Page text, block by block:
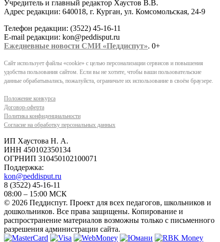
Учредитель и главный редактор Хаустов В.В.
Адрес редакции: 640018, г. Курган, ул. Комсомольская, 24-9
Телефон редакции: (3522) 45-16-11
E-mail редакции: kon@peddisput.ru
Ежедневные новости СМИ «Педдиспут». 0+
Сайт использует файлы «cookie» с целью персонализации сервисов и повышения
удобства пользования сайтом. Если вы не хотите, чтобы ваши пользовательские
данные обрабатывались, пожалуйста, ограничьте их использование в своём браузере.
Положение конкурса
Договор-оферта
Политика конфиденциальности
Согласие на обработку персональных данных
ИП Хаустова Н. А.
ИНН 450102350134
ОГРНИП 310450102100071
Поддержка:
kon@peddisput.ru
8 (3522) 45-16-11
08:00 – 15:00 МСК
© 2026 Педдиспут. Проект для всех педагогов, школьников и
дошкольников. Все права защищены. Копирование и
распространение материалов возможны только с письменного
разрешения администрации сайта.